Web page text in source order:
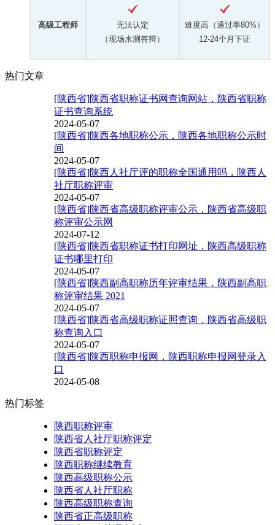
高级工程师
无法认定
（现场水测答辩）
难度高（通过率80%）
12-24个月下证
热门文章
[陕西省]陕西省职称证书网查询网站，陕西省职称
证书查询系统
2024-05-07
[陕西省]陕西各地职称公示，陕西各地职称公示时
间
2024-05-07
[陕西省]陕西人社厅评的职称全国通用吗，陕西人
社厅职称评审
2024-05-07
[陕西省]陕西省高级职称评审公示，陕西省高级职
称评审公示网
2024-07-12
[陕西省]陕西省职称证书打印网址，陕西高级职称
证书哪里打印
2024-05-07
[陕西省]陕西副高职称历年评审结果，陕西副高职
称评审结果 2021
2024-05-07
[陕西省]陕西省高级职称证照查询，陕西省高级职
称查询入口
2024-05-07
[陕西省]陕西职称申报网，陕西职称申报网登录入
口
2024-05-08
热门标签
陕西职称评审
陕西省人社厅职称评定
陕西省职称评定
陕西职称继续教育
陕西高级职称公示
陕西省人社厅职称
陕西高级职称查询
陕西省正高级职称